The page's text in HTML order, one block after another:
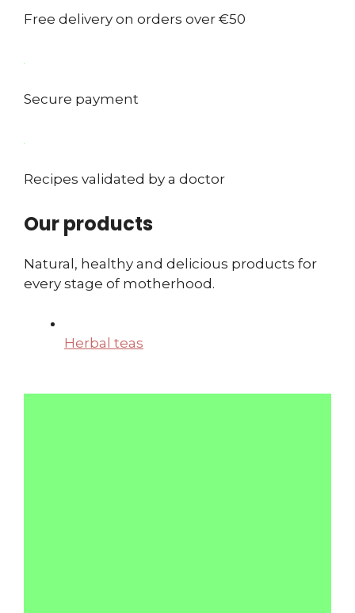
Free delivery on orders over €50
Secure payment
Recipes validated by a doctor
Our products
Natural, healthy and delicious products for
every stage of motherhood.
Herbal teas